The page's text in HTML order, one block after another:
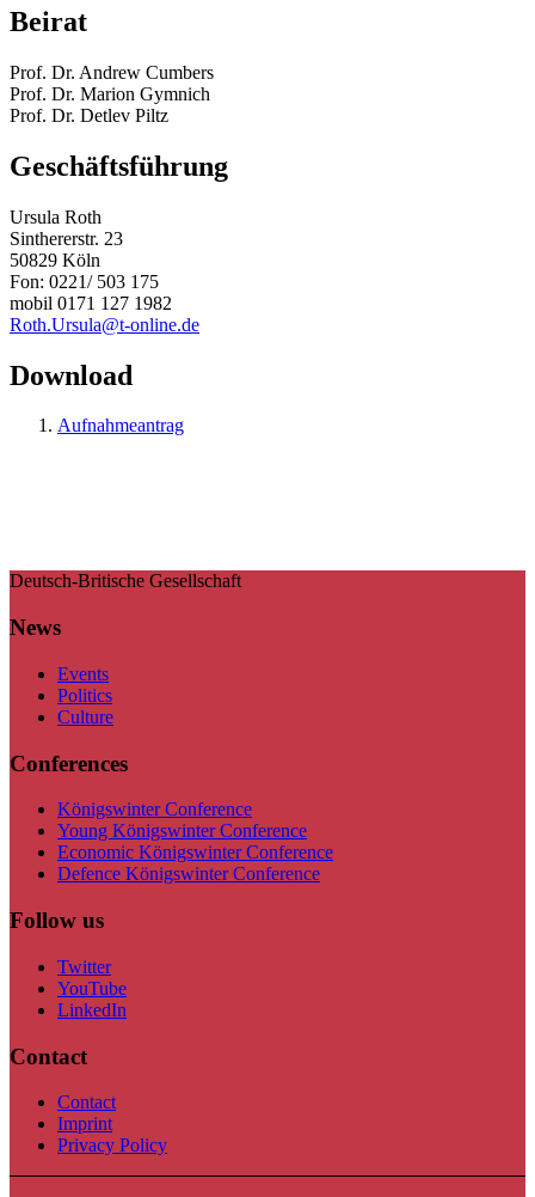
Beirat
Prof. Dr. Andrew Cumbers
Prof. Dr. Marion Gymnich
Prof. Dr. Detlev Piltz
Geschäftsführung
Ursula Roth
Sinthererstr. 23
50829 Köln
Fon: 0221/ 503 175
mobil 0171 127 1982
Roth.Ursula@t-online.de
Download
Aufnahmeantrag
Deutsch-Britische Gesellschaft
News
Events
Politics
Culture
Conferences
Königswinter Conference
Young Königswinter Conference
Economic Königswinter Conference
Defence Königswinter Conference
Follow us
Twitter
YouTube
LinkedIn
Contact
Contact
Imprint
Privacy Policy